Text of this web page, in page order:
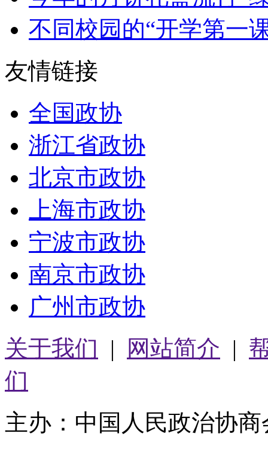
不同校园的“开学第一
友情链接
全国政协
浙江省政协
北京市政协
上海市政协
宁波市政协
南京市政协
广州市政协
关于我们 | 网站简介 |
们
主办：中国人民政治协